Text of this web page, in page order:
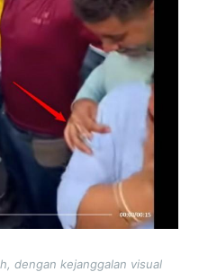
dengan kejanggalan visual